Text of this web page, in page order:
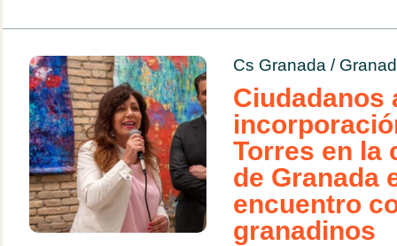
Cs Granada /
Ciudadanos
Torres en la
de Granada
encuentro
granadinos